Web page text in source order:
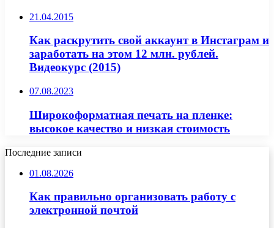
21.04.2015
Как раскрутить свой аккаунт в Инстаграм и
заработать на этом 12 млн. рублей.
Видеокурс (2015)
07.08.2023
Широкоформатная печать на пленке:
высокое качество и низкая стоимость
Последние записи
01.08.2026
Как правильно организовать работу с
электронной почтой